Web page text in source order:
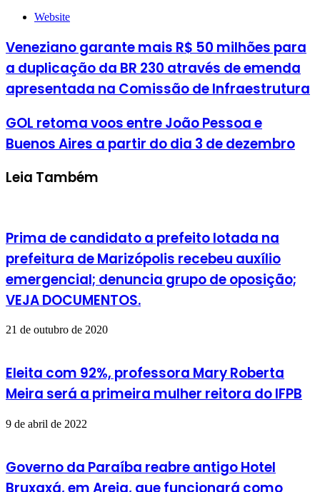
Website
Veneziano garante mais R$ 50 milhões para
a duplicação da BR 230 através de emenda
apresentada na Comissão de Infraestrutura
GOL retoma voos entre João Pessoa e
Buenos Aires a partir do dia 3 de dezembro
Leia Também
Prima de candidato a prefeito lotada na
prefeitura de Marizópolis recebeu auxílio
emergencial; denuncia grupo de oposição;
VEJA DOCUMENTOS.
21 de outubro de 2020
Eleita com 92%, professora Mary Roberta
Meira será a primeira mulher reitora do IFPB
9 de abril de 2022
Governo da Paraíba reabre antigo Hotel
Bruxaxá, em Areia, que funcionará como